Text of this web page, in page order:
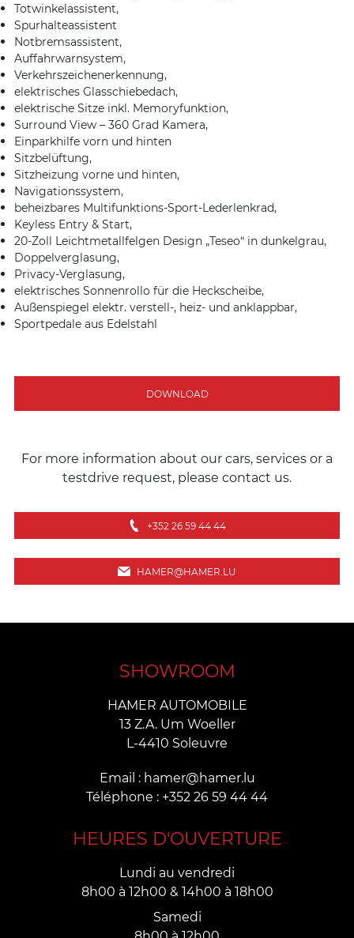
Totwinkelassistent,
Spurhalteassistent
Notbremsassistent,
Auffahrwarnsystem,
Verkehrszeichenerkennung,
elektrisches Glasschiebedach,
elektrische Sitze inkl. Memoryfunktion,
Surround View – 360 Grad Kamera,
Einparkhilfe vorn und hinten
Sitzbelüftung,
Sitzheizung vorne und hinten,
Navigationssystem,
beheizbares Multifunktions-Sport-Lederlenkrad,
Keyless Entry & Start,
20-Zoll Leichtmetallfelgen Design „Teseo“ in dunkelgrau,
Doppelverglasung,
Privacy-Verglasung,
elektrisches Sonnenrollo für die Heckscheibe,
Außenspiegel elektr. verstell-, heiz- und anklappbar,
Sportpedale aus Edelstahl
DOWNLOAD
For more information about our cars, services or a
testdrive request, please contact us.
+352 26 59 44 44
HAMER@HAMER.LU
SHOWROOM
HAMER AUTOMOBILE
13 Z.A. Um Woeller
L-4410 Soleuvre
Email : hamer@hamer.lu
Téléphone : +352 26 59 44 44
HEURES D'OUVERTURE
Lundi au vendredi
8h00 à 12h00 & 14h00 à 18h00
Samedi